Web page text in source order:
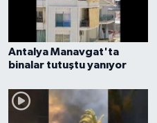
Antalya Manavgat'ta
binalar tutuştu yanıyor